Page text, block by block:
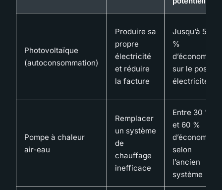
Photovoltaïque
(autoconsommation)
Produire sa
propre
électricité
et réduire
la facture
Jusqu’à 50
%
d’économie
sur le poste
électricité
Pompe à chaleur
air-eau
Remplacer
un système
de
chauffage
inefficace
Entre 30 %
et 60 %
d’économie
selon
l’ancien
système